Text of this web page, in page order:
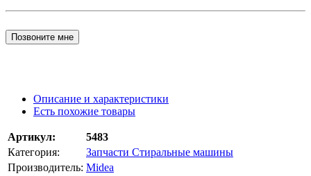
Позвоните мне
Описание и характеристики
Есть похожие товары
Артикул:
5483
Категория:
Запчасти Стиральные машины
Производитель: Midea